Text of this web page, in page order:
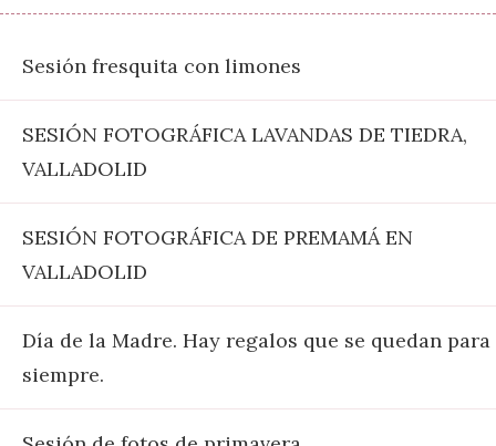
Sesión fresquita con limones
SESIÓN FOTOGRÁFICA LAVANDAS DE TIEDRA,
VALLADOLID
SESIÓN FOTOGRÁFICA DE PREMAMÁ EN
VALLADOLID
Día de la Madre. Hay regalos que se quedan para
siempre.